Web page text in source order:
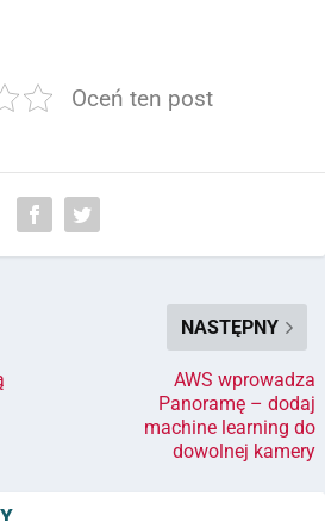
Oceń ten post
NASTĘPNY
AWS wprowadza
Panoramę – dodaj
machine learning do
dowolnej kamery